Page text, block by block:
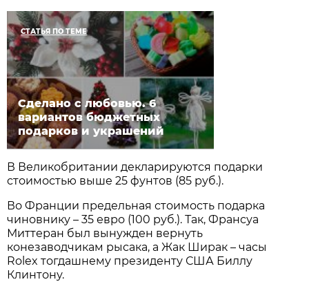
СТАТЬЯ ПО ТЕМЕ
Сделано с любовью. 6
вариантов бюджетных
подарков и украшений
В Великобритании декларируются подарки
стоимостью выше 25 фунтов (85 руб.).
Во Франции предельная стоимость подарка
чиновнику – 35 евро (100 руб.). Так, Франсуа
Миттеран был вынужден вернуть
конезаводчикам рысака, а Жак Ширак – часы
Rolex тогдашнему президенту США Биллу
Клинтону.